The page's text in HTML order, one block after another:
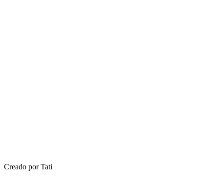
Creado por Tati